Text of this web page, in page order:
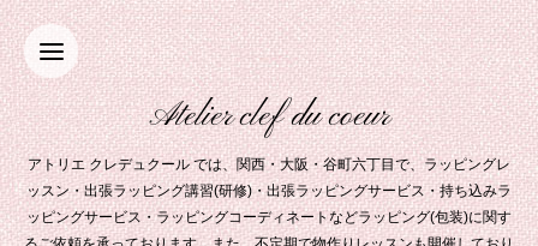
Atelier clef du coeur
アトリエ クレデュクール では、関西・大阪・谷町六丁目で、ラッピングレ
ッスン・出張ラッピング講習(研修)・出張ラッピングサービス・持ち込みラ
ッピングサービス・ラッピングコーディネートなどラッピング(包装)に関す